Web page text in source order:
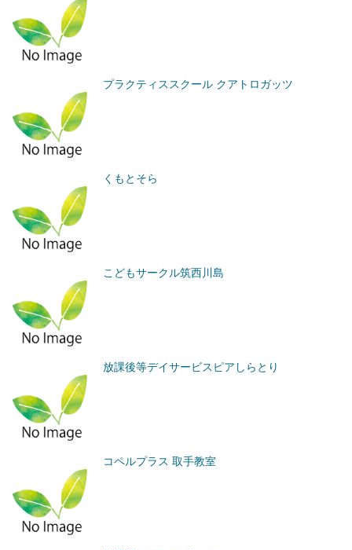
プラクティススクール クアトロガッツ
くもとそら
こどもサークル筑西川島
放課後等デイサービスピアしらとり
コペルプラス 取手教室